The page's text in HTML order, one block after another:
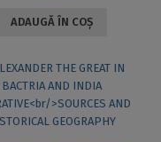
ADAUGĂ ÎN COȘ